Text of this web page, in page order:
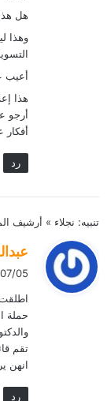
هل
وهذا
أعيب
هذا
أرجو
رد
تنبيه: نجلاء » أرشيف
ي
ل
2009/07/05
حملة
تقم
انهن
رد